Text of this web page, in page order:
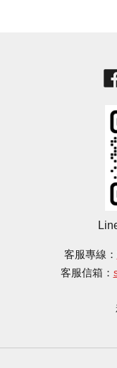
客服專線：
客服信箱：